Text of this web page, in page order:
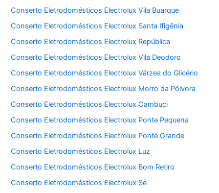
Conserto Eletrodomésticos Electrolux Vila Buarque
Conserto Eletrodomésticos Electrolux Santa Ifigênia
Conserto Eletrodomésticos Electrolux República
Conserto Eletrodomésticos Electrolux Vila Deodoro
Conserto Eletrodomésticos Electrolux Várzea do Glicério
Conserto Eletrodomésticos Electrolux Morro da Pólvora
Conserto Eletrodomésticos Electrolux Cambuci
Conserto Eletrodomésticos Electrolux Ponte Pequena
Conserto Eletrodomésticos Electrolux Ponte Grande
Conserto Eletrodomésticos Electrolux Luz
Conserto Eletrodomésticos Electrolux Bom Retiro
Conserto Eletrodomésticos Electrolux Sé